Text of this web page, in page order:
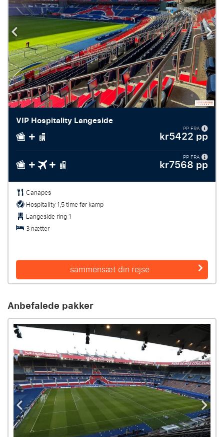
VIP Hospitality Langeside
PP FRA
kr5422 pp
PP FRA
kr7568 pp
Canapes
Hospitality 1,5 time før kamp
Langeside ring 1
3 nætter
sammensæt din rejse
Anbefalede pakker